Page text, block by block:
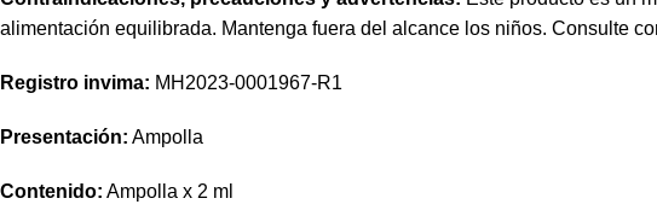
alimentación equilibrada. Mantenga fuera del alcance los niños. Consulte
Registro invima: MH2023-0001967-R1
Presentación: Ampolla
Contenido: Ampolla x 2 ml